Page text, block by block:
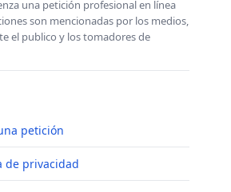
una petición profesional en línea
son mencionadas por los medios,
el publico y los tomadores de
petición
de privacidad